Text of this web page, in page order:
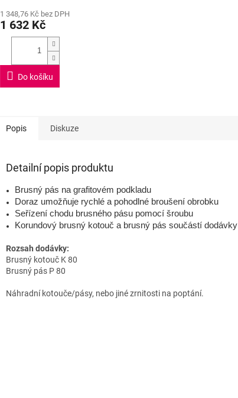
produktu
hvězdiček.
1 348,76 Kč bez DPH
1 632 Kč
Do košíku
Popis Diskuze
Detailní popis produktu
Brusný pás na grafitovém podkladu
Doraz umožňuje rychlé a pohodlné broušení obrobku
Seřízení chodu brusného pásu pomocí šroubu
Korundový brusný kotouč a brusný pás součástí dodávky
Rozsah dodávky:
Brusný kotouč K 80
Brusný pás P 80
Náhradní kotouče/pásy, nebo jiné zrnitosti na poptání.